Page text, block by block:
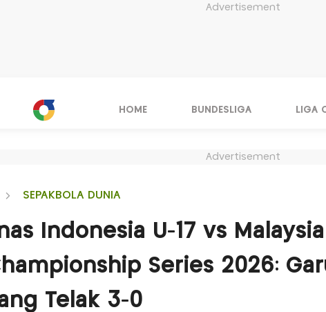
Advertisement
HOME BUNDESLIGA LIGA
Advertisement
SEPAKBOLA DUNIA
Indonesia U-17 vs
Series 2026:
Telak 3-0